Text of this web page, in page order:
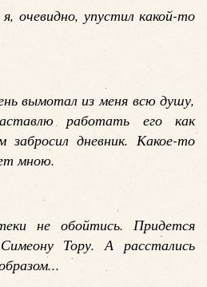
очевидно, упустил какой-то
вымотал из меня всю душу,
работать его как
дневник. Какое-то
мною.
не обойтись. Придется
Тору. А расстались